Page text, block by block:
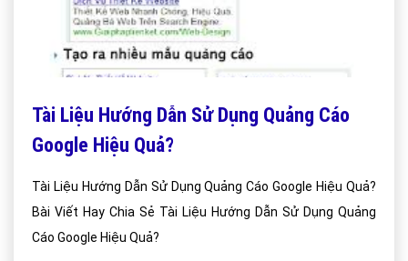
Tài Liệu Hướng Dẫn Sử Dụng Quảng Cáo
Google Hiệu Quả?
Tài Liệu Hướng Dẫn Sử Dụng Quảng Cáo Google Hiệu Quả?
Bài Viết Hay Chia Sẻ Tài Liệu Hướng Dẫn Sử Dụng Quảng
Cáo Google Hiệu Quả?